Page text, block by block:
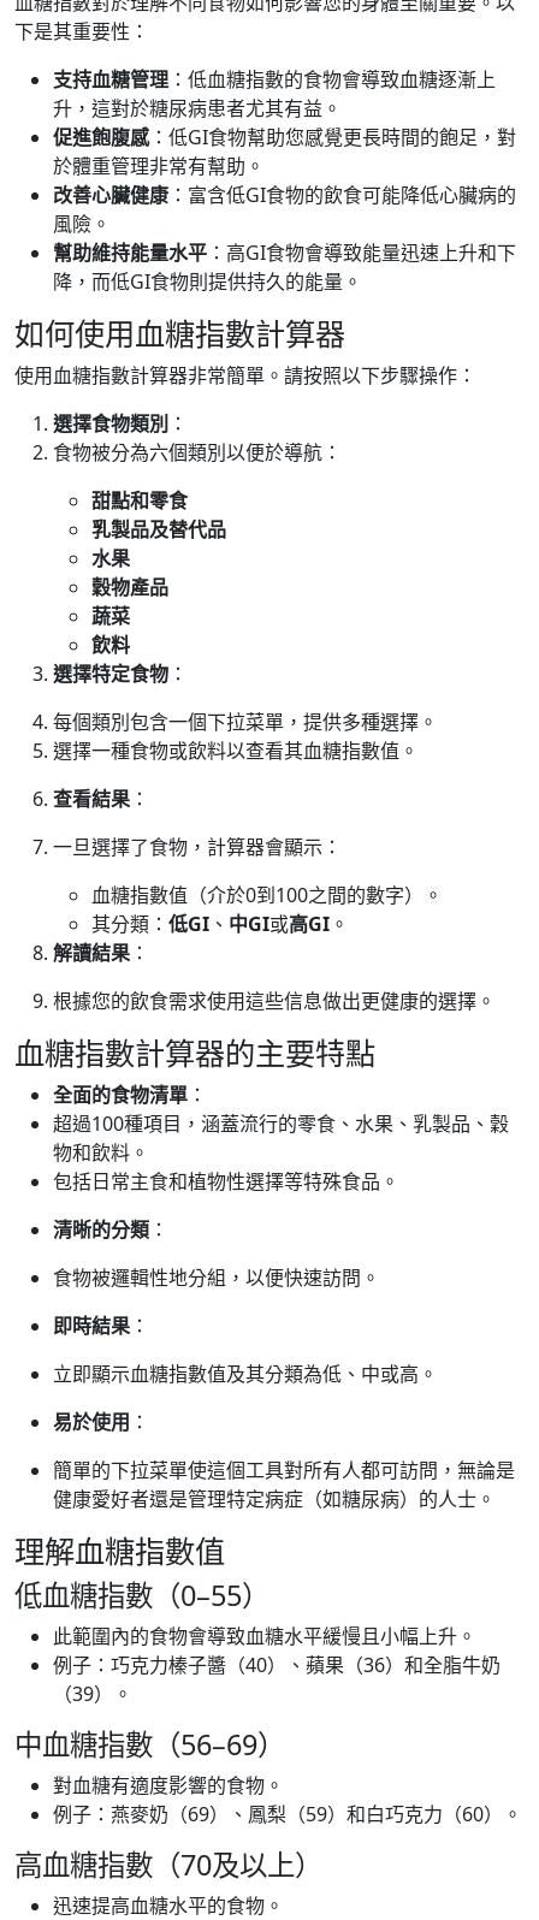
下是其重要性：
支持血糖管理 ：低血糖指數的食物會導致血糖逐漸上
升，這對於糖尿病患者尤其有益。
促進飽腹感：低GI食物幫助您感覺更長時間的飽足，對
於體重管理非常有幫助。
改善心臟健康 ：富含低GI食物的飲食可能降低心臟病的
風險。
幫助維持能量水平 ：高GI食物會導致能量迅速上升和下
降，而低GI食物則提供持久的能量。
如何使用血糖指數計算器
使用血糖指數計算器非常簡單。請按照以下步驟操作：
選擇食物類別 ：
食物被分為六個類別以便於導航：
甜點和零食
乳製品及替代品
水果
穀物產品
蔬菜
飲料
選擇特定食物 ：
每個類別包含一個下拉菜單，提供多種選擇。
選擇一種食物或飲料以查看其血糖指數值。
查看結果 ：
一旦選擇了食物，計算器會顯示：
血糖指數值（介於0到100之間的數字）。
其分類： 低GI 、 中GI或高GI 。
解讀結果 ：
根據您的飲食需求使用這些信息做出更健康的選擇。
血糖指數計算器的主要特點
全面的食物清單 ：
超過100種項目，涵蓋流行的零食、水果、乳製品、穀
物和飲料。
包括日常主食和植物性選擇等特殊食品。
清晰的分類 ：
食物被邏輯性地分組，以便快速訪問。
即時結果 ：
立即顯示血糖指數值及其分類為低、中或高。
易於使用 ：
簡單的下拉菜單使這個工具對所有人都可訪問，無論是
健康愛好者還是管理特定病症（如糖尿病）的人士。
理解血糖指數值
低血糖指數（0–55）
此範圍內的食物會導致血糖水平緩慢且小幅上升。
例子：巧克力榛子醬（40）、蘋果（36）和全脂牛奶
（39）。
中血糖指數（56–69）
對血糖有適度影響的食物。
例子：燕麥奶（69）、鳳梨（59）和白巧克力（60）。
高血糖指數（70及以上）
迅速提高血糖水平的食物。